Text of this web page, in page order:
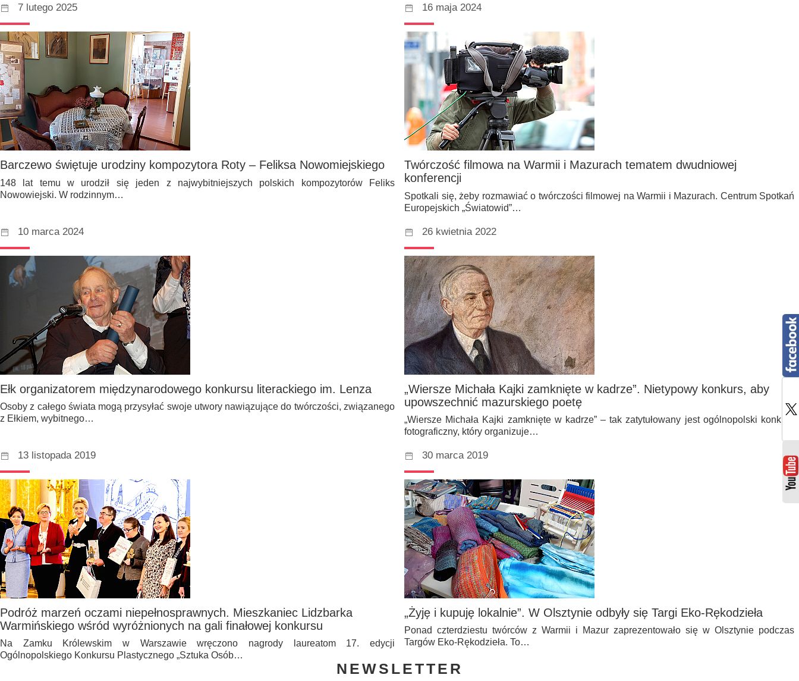
7 lutego 2025
Barczewo świętuje urodziny kompozytora Roty – Feliksa Nowomiejskiego
148 lat temu w urodził się jeden z najwybitniejszych polskich kompozytorów Feliks
Nowowiejski. W rodzinnym…
16 maja 2024
Twórczość filmowa na Warmii i Mazurach tematem dwudniowej
konferencji
Spotkali się, żeby rozmawiać o twórczości filmowej na Warmii i Mazurach. Centrum Spotkań
Europejskich „Światowid”…
10 marca 2024
Ełk organizatorem międzynarodowego konkursu literackiego im. Lenza
Osoby z całego świata mogą przysyłać swoje utwory nawiązujące do twórczości, związanego
z Ełkiem, wybitnego…
26 kwietnia 2022
„Wiersze Michała Kajki zamknięte w kadrze”. Nietypowy konkurs, aby
upowszechnić mazurskiego poetę
„Wiersze Michała Kajki zamknięte w kadrze” – tak zatytułowany jest ogólnopolski konkurs
fotograficzny, który organizuje…
13 listopada 2019
Podróż marzeń oczami niepełnosprawnych. Mieszkaniec Lidzbarka
Warmińskiego wśród wyróżnionych na gali finałowej konkursu
Na Zamku Królewskim w Warszawie wręczono nagrody laureatom 17. edycji
Ogólnopolskiego Konkursu Plastycznego „Sztuka Osób…
30 marca 2019
„Żyję i kupuję lokalnie”. W Olsztynie odbyły się Targi Eko-Rękodzieła
Ponad czterdziestu twórców z Warmii i Mazur zaprezentowało się w Olsztynie podczas
Targów Eko-Rękodzieła. To…
NEWSLETTER